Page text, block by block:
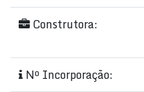
Construtora:
Nº Incorporação: